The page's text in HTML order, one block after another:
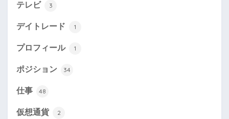
テレビ 3
デイトレード 1
プロフィール 1
ポジション 34
仕事 48
仮想通貨 2